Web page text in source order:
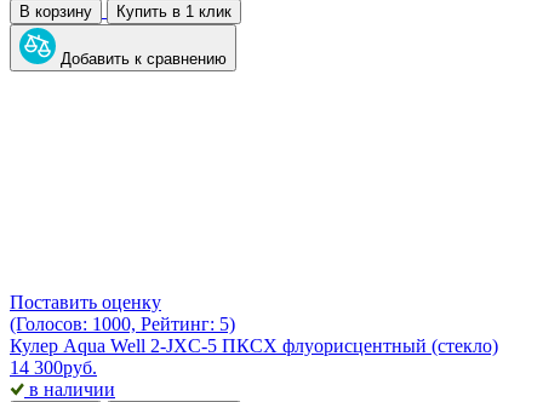
В корзину Купить в 1 клик
Добавить к сравнению
Поставить оценку
(Голосов: 1000, Рейтинг: 5)
Кулер Aqua Well 2-JXC-5 ПКСХ флуорисцентный (стекло)
14 300руб.
в наличии